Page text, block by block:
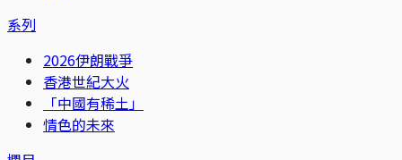
系列
2026伊朗戰爭
香港世紀大火
「中國有稀土」
情色的未來